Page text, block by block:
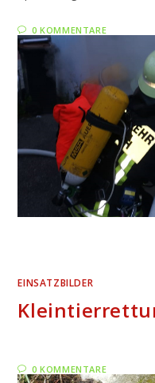
0 KOMMENTARE
EINSATZBILDER
0 KOMMENTARE